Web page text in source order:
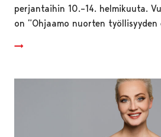
perjantaihin 10.–14. helmikuuta.
on ”Ohjaamo nuorten